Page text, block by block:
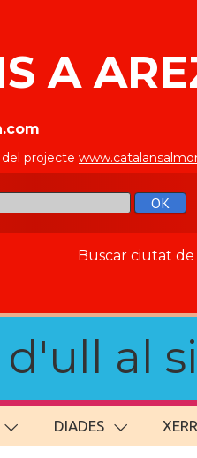
A
projecte
Buscar ciutat de
al
DIADES